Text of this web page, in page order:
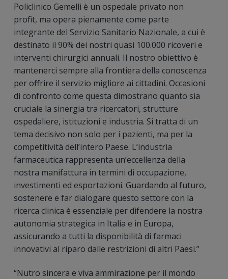
Policlinico Gemelli è un ospedale privato non
profit, ma opera pienamente come parte
integrante del Servizio Sanitario Nazionale, a cui è
destinato il 90% dei nostri quasi 100.000 ricoveri e
interventi chirurgici annuali. Il nostro obiettivo è
mantenerci sempre alla frontiera della conoscenza
per offrire il servizio migliore ai cittadini. Occasioni
di confronto come questa dimostrano quanto sia
cruciale la sinergia tra ricercatori, strutture
ospedaliere, istituzioni e industria. Si tratta di un
tema decisivo non solo per i pazienti, ma per la
competitività dell’intero Paese. L’industria
farmaceutica rappresenta un’eccellenza della
nostra manifattura in termini di occupazione,
investimenti ed esportazioni. Guardando al futuro,
sostenere e far dialogare questo settore con la
ricerca clinica è essenziale per difendere la nostra
autonomia strategica in Italia e in Europa,
assicurando a tutti la disponibilità di farmaci
innovativi al riparo dalle restrizioni di altri Paesi.”
“Nutro sincera e viva ammirazione per il mondo